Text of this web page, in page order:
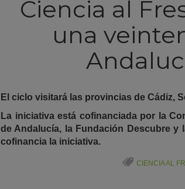
Ciencia al
una
El ciclo visitará las provincias de Cádiz,
La iniciativa está cofinanciada por la
de Andalucía, la Fundación Descubre y
cofinancia la iniciativa.
CIENCIA AL